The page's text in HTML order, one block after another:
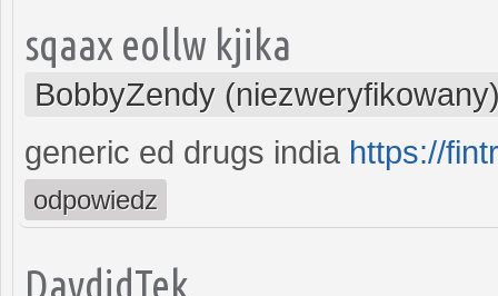
sqaax eollw kjika
BobbyZendy
generic ed drugs india https://
odpowiedz
DavdidTek